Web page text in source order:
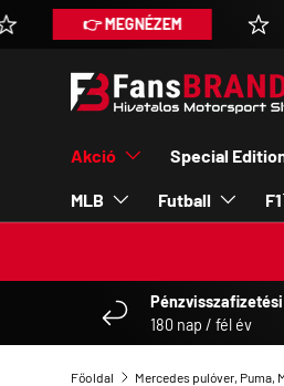
UGRÁS A TARTALOMRA
👉 MEGNÉZEM
Akció Special
MLB Futball
180 nap / fél év
Főoldal Mercedes pulóver, Puma,